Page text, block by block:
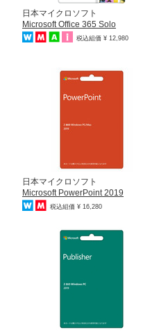
日本マイクロソフト
Microsoft Office 365 Solo
税込組価 ¥ 12,980
日本マイクロソフト
Microsoft PowerPoint 2019
税込組価 ¥ 16,280